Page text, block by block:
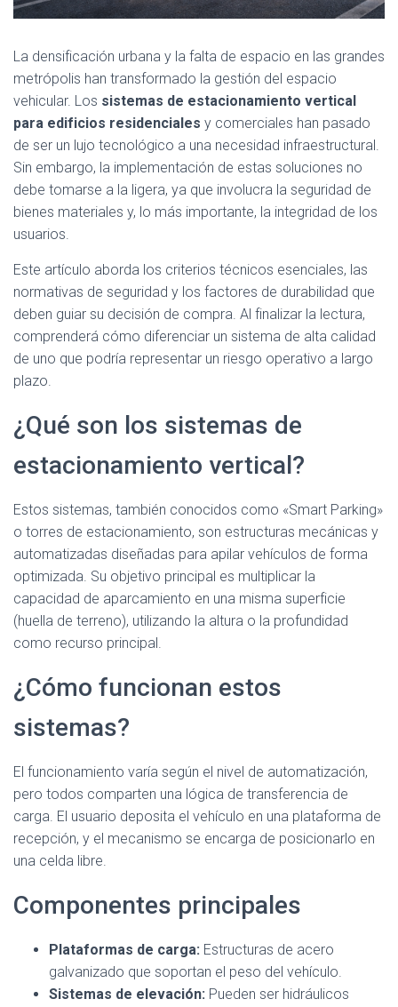
La densificación urbana y la falta de espacio en las grandes
metrópolis han transformado la gestión del espacio
vehicular. Los sistemas de estacionamiento vertical
para edificios residenciales y comerciales han pasado
de ser un lujo tecnológico a una necesidad infraestructural.
Sin embargo, la implementación de estas soluciones no
debe tomarse a la ligera, ya que involucra la seguridad de
bienes materiales y, lo más importante, la integridad de los
usuarios.
Este artículo aborda los criterios técnicos esenciales, las
normativas de seguridad y los factores de durabilidad que
deben guiar su decisión de compra. Al finalizar la lectura,
comprenderá cómo diferenciar un sistema de alta calidad
de uno que podría representar un riesgo operativo a largo
plazo.
¿Qué son los sistemas de
estacionamiento vertical?
Estos sistemas, también conocidos como «Smart Parking»
o torres de estacionamiento, son estructuras mecánicas y
automatizadas diseñadas para apilar vehículos de forma
optimizada. Su objetivo principal es multiplicar la
capacidad de aparcamiento en una misma superficie
(huella de terreno), utilizando la altura o la profundidad
como recurso principal.
¿Cómo funcionan estos
sistemas?
El funcionamiento varía según el nivel de automatización,
pero todos comparten una lógica de transferencia de
carga. El usuario deposita el vehículo en una plataforma de
recepción, y el mecanismo se encarga de posicionarlo en
una celda libre.
Componentes principales
Plataformas de carga: Estructuras de acero
galvanizado que soportan el peso del vehículo.
Sistemas de elevación: Pueden ser hidráulicos